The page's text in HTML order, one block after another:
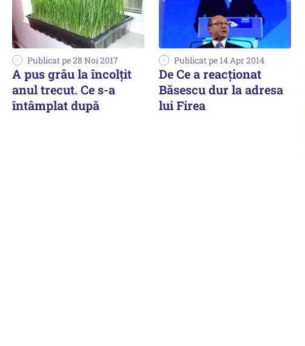
Publicat pe 28 Noi 2017
A pus grâu la încolțit
anul trecut. Ce s-a
întâmplat după
Publicat pe 14 Apr 2014
De Ce a reacționat
Băsescu dur la adresa
lui Firea